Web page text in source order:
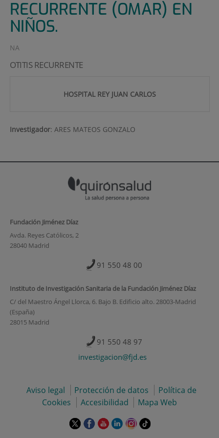
RECURRENTE (OMAR) EN
NIÑOS.
NA
OTITIS RECURRENTE
HOSPITAL REY JUAN CARLOS
Investigador: ARES MATEOS GONZALO
Fundación Jiménez Díaz
Avda. Reyes Católicos, 2
28040 Madrid
91 550 48 00
Instituto de Investigación Sanitaria de la Fundación Jiménez Díaz
C/ del Maestro Ángel Llorca, 6. Bajo B. Edificio alto. 28003-Madrid
(España)
28015 Madrid
91 550 48 97
investigacion@fjd.es
Aviso legal Protección de datos
Política de
Cookies
Accesibilidad Mapa Web
EsteEsteEsteEsteEsteEnlace